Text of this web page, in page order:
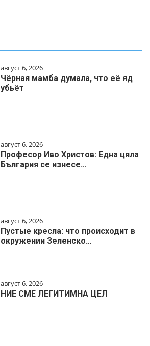
август 6, 2026
Чёрная мамба думала, что её яд
убьёт
август 6, 2026
Професор Иво Христов: Една цяла
България се изнесе…
август 6, 2026
Пустые кресла: что происходит в
окружении Зеленско…
август 6, 2026
НИЕ СМЕ ЛЕГИТИМНА ЦЕЛ